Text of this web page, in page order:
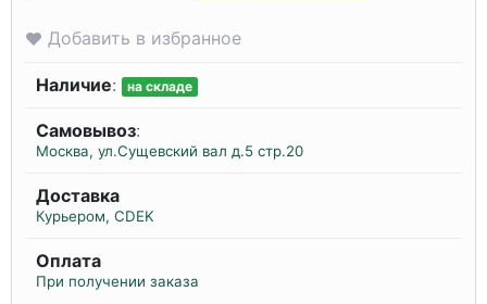
Добавить в избранное
Наличие: на складе
Самовывоз:
Москва, ул.Сущевский вал д.5 стр.20
Доставка
Курьером, CDEK
Оплата
При получении заказа